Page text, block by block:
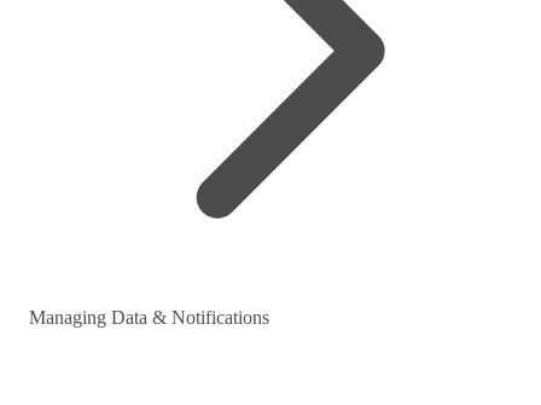
Managing Data & Notifications